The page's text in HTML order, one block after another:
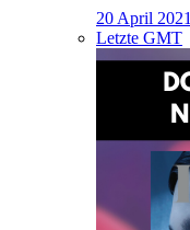
20 April 2021
Letzte GMT